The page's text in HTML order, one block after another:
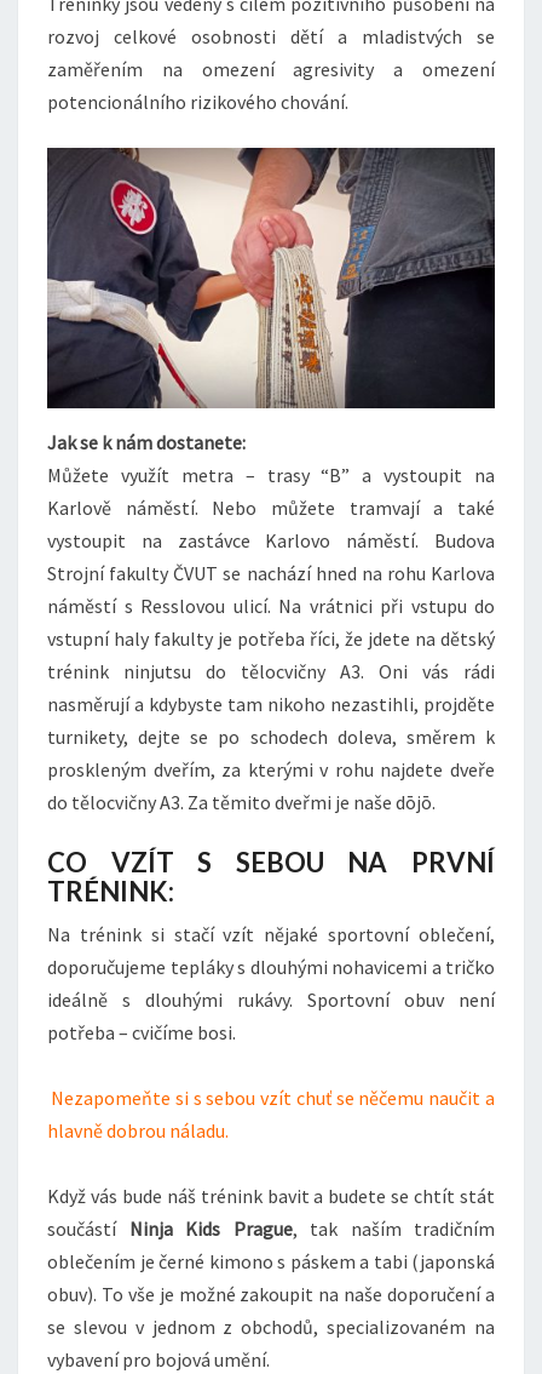
rozvoj celkové osobnosti dětí a mladistvých se
zaměřením na omezení agresivity a omezení
potencionálního rizikového chování.
Jak se k nám dostanete:
Můžete využít metra – trasy “B” a vystoupit na
Karlově náměstí. Nebo můžete tramvají a také
vystoupit na zastávce Karlovo náměstí. Budova
Strojní fakulty ČVUT se nachází hned na rohu Karlova
náměstí s Resslovou ulicí. Na vrátnici při vstupu do
vstupní haly fakulty je potřeba říci, že jdete na dětský
trénink ninjutsu do tělocvičny A3. Oni vás rádi
nasměrují a kdybyste tam nikoho nezastihli, projděte
turnikety, dejte se po schodech doleva, směrem k
proskleným dveřím, za kterými v rohu najdete dveře
do tělocvičny A3. Za těmito dveřmi je naše dōjō.
CO VZÍT S SEBOU NA PRVNÍ
TRÉNINK:
Na trénink si stačí vzít nějaké sportovní oblečení,
doporučujeme tepláky s dlouhými nohavicemi a tričko
ideálně s dlouhými rukávy. Sportovní obuv není
potřeba – cvičíme bosi.
Nezapomeňte si s sebou vzít chuť se něčemu naučit a
hlavně dobrou náladu.
Když vás bude náš trénink bavit a budete se chtít stát
součástí Ninja Kids Prague, tak naším tradičním
oblečením je černé kimono s páskem a tabi (japonská
obuv). To vše je možné zakoupit na naše doporučení a
se slevou v jednom z obchodů, specializovaném na
vybavení pro bojová umění.